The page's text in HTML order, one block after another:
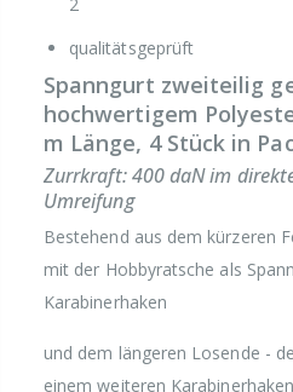
qualitätsgeprüft
Spanngurt zweiteilig
hochwertigem
m Länge, 4 Stück in
Zurrkraft: 400 daN im
Umreifung
Bestehend aus dem kürzeren
mit der Hobbyratsche als
Karabinerhaken
und dem längeren Losende -
einem weiteren